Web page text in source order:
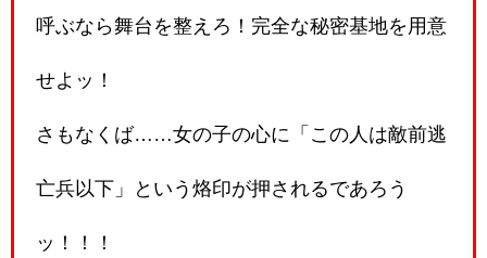
呼ぶなら舞台を整えろ！完全な秘密基地を用意
せよッ！
さもなくば……女の子の心に「この人は敵前逃
亡兵以下」という烙印が押されるであろう
ッ！！！